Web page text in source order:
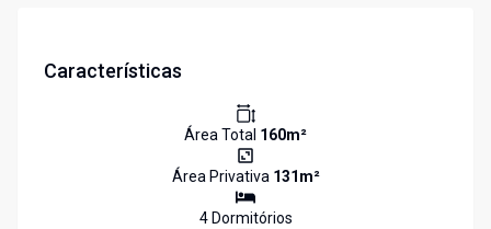
Características
Área Total 160m²
Área Privativa 131m²
4Dormitórios